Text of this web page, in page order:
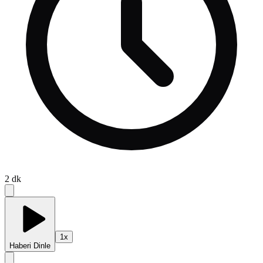
2 dk
Haberi Dinle
1 x